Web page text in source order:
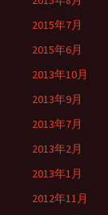
2015年7月
2015年6月
2013年10月
2013年9月
2013年7月
2013年2月
2013年1月
2012年11月